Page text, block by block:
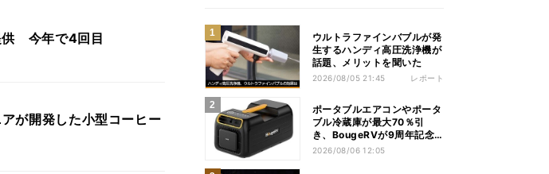
供 今年で4回目
が開発した小型コーヒー
ウルトラファインバブルが発
生するハンディ高圧洗浄機が
話題、メリットを聞いた
2026/08/05 21:45 レポート
ポータブルエアコンやポータ
ブル冷蔵庫が最大70％引
き、BougeRVが9周年記念
セール
2026/08/06 12:05